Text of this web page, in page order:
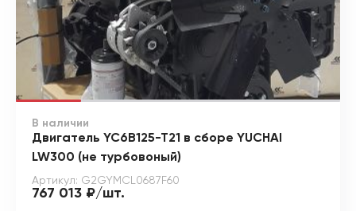
В наличии
Двигатель YC6B125-T21 в сборе YUCHAI
LW300 (не турбовоный)
Артикул: G2GYMCL0687F60
767 013 ₽/шт.